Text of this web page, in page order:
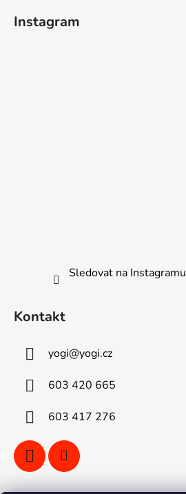
Instagram
Sledovat na Instagramu
Kontakt
yogi@yogi.cz
603 420 665
603 417 276